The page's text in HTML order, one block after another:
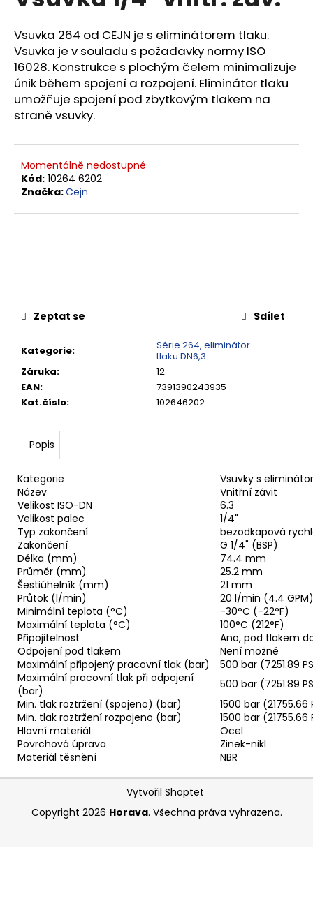
z
5
hvězdiček.
Vsuvka 264 od CEJN je s eliminátorem tlaku.
Vsuvka je v souladu s požadavky normy ISO
16028. Konstrukce s plochým čelem minimalizuje
únik během spojení a rozpojení. Eliminátor tlaku
umožňuje spojení pod zbytkovým tlakem na
straně vsuvky.
Momentálně nedostupné
Kód: 10264 6202
Značka:Cejn
Kategorie:
Série 264, eliminátor
tlaku DN6,3
Záruka:
12
EAN:
7391390243935
Kat.číslo: 102646202
Zeptat se Sdílet
Popis
Kategorie
Vsuvky s
Název
Vnitřní závit
Velikost ISO-DN
6.3
Velikost palec
1/4"
Typ zakončení
bezodkapová
Zakončení
G 1/4" (BSP)
Délka (mm)
74.4 mm
Průměr (mm)
25.2 mm
Šestiúhelník (mm)
21 mm
Průtok (l/min)
20 l/min (4.4
Minimální teplota (°C)
-30°C (-22°F)
Maximální teplota (°C)
100°C (212°F)
Připojitelnost
Ano, pod tlakem
Odpojení pod tlakem
Není možné
Maximální připojený pracovní tlak (bar)
500 bar (7251.89
Maximální pracovní tlak při odpojení
(bar)
500 bar (7251.89
Min. tlak roztržení (spojeno) (bar)
1500 bar (21755.66
Min. tlak roztržení rozpojeno (bar)
1500 bar (21755.66
Hlavní materiál
Ocel
Povrchová úprava
Zinek-nikl
Materiál těsnění
NBR
j
í
t
?
HLEDAT
č
m
e
VSUVKA
3/4"
FVMQ
2
750,33
Kč
Z
Vytvořil Shoptet
Copyright 2026 Horava. Všechna práva vyhrazena.